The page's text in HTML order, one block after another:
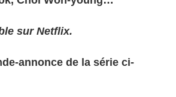
sur Netflix.
annonce de la série ci-